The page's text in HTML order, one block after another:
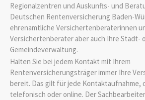
Regionalzentren und Auskunfts- und
Deutschen Rentenversicherung Baden-
ehrenamtliche Versichertenberaterinnen
Versichertenberater aber auch Ihre Stadt-
Gemeindeverwaltung.
Halten Sie bei jedem Kontakt mit Ihrem
Rentenversicherungsträger immer Ihre
bereit. Das gilt für jede Kontaktaufnahme,
telefonisch oder online. Der